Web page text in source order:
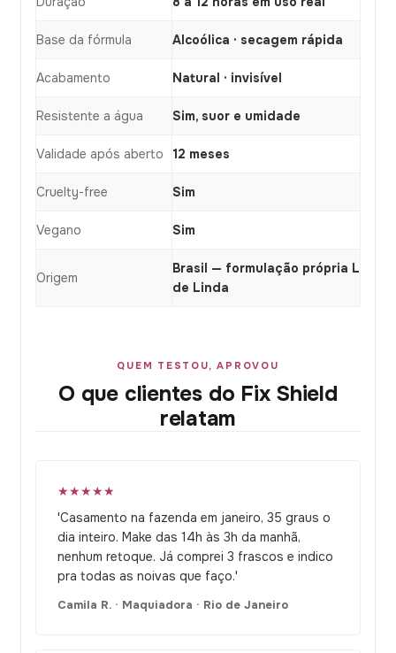
Base da fórmula Alcoólica · secagem rápida
Acabamento Natural · invisível
Resistente a água Sim, suor e umidade
Validade após aberto 12 meses
Cruelty-free Sim
Vegano Sim
Origem
Brasil — formulação própria L
de Linda
QUEM TESTOU, APROVOU
O que clientes do Fix Shield
relatam
★★★★★
'Casamento na fazenda em janeiro, 35 graus o
dia inteiro. Make das 14h às 3h da manhã,
nenhum retoque. Já comprei 3 frascos e indico
pra todas as noivas que faço.'
Camila R. · Maquiadora · Rio de Janeiro